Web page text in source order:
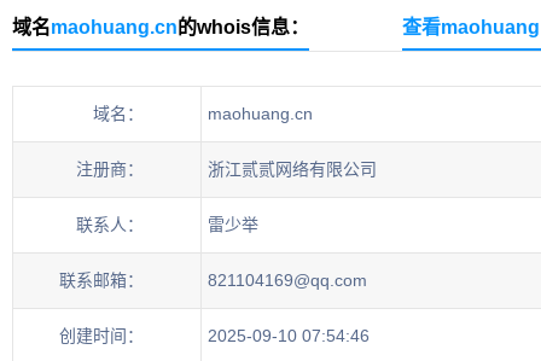
域名maohuang.cn的whois信息： 查看
域名： maohuang.cn
注册商： 浙江贰贰网络有限公司
联系人： 雷少举
联系邮箱： 821104169@qq.com
创建时间： 2025-09-10 07:54:46